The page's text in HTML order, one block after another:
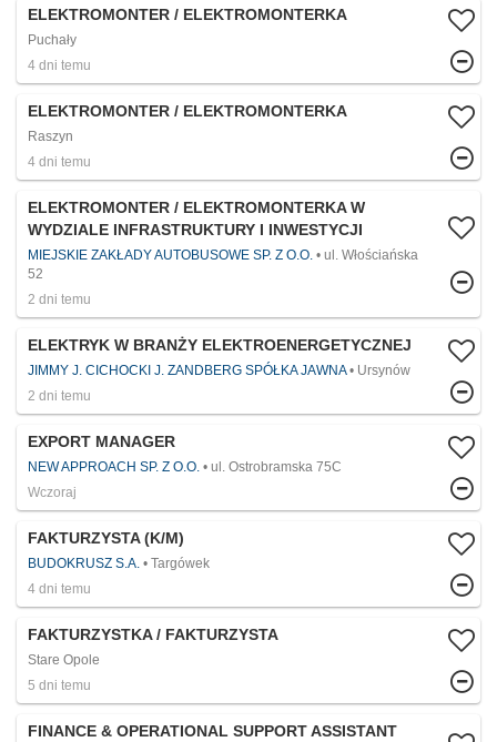
ELEKTROMONTER / ELEKTROMONTERKA
Puchały
4 dni temu
ELEKTROMONTER / ELEKTROMONTERKA
Raszyn
4 dni temu
ELEKTROMONTER / ELEKTROMONTERKA W
WYDZIALE INFRASTRUKTURY I INWESTYCJI
MIEJSKIE ZAKŁADY AUTOBUSOWE SP. Z O.O.
ul. Włościańska
52
2 dni temu
ELEKTRYK W BRANŻY ELEKTROENERGETYCZNEJ
JIMMY J. CICHOCKI J. ZANDBERG SPÓŁKA JAWNA
Ursynów
2 dni temu
EXPORT MANAGER
NEW APPROACH SP. Z O.O.
ul. Ostrobramska 75C
Wczoraj
FAKTURZYSTA (K/M)
BUDOKRUSZ S.A.
Targówek
4 dni temu
FAKTURZYSTKA / FAKTURZYSTA
Stare Opole
5 dni temu
FINANCE & OPERATIONAL SUPPORT ASSISTANT